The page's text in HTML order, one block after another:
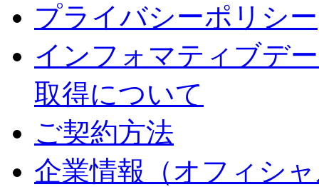
プライバシーポリシー
インフォマティブデ
取得について
ご契約方法
企業情報（オフィシ